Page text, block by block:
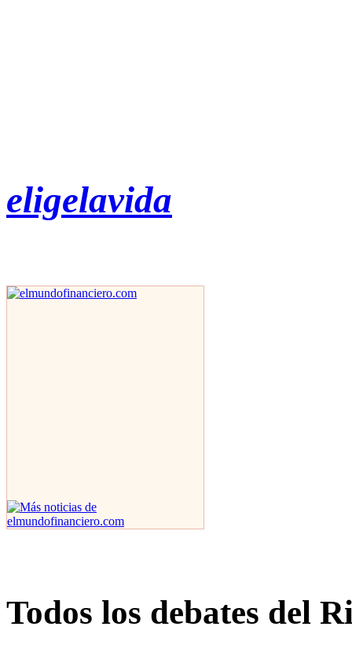
eligelavida
Todos los debates del